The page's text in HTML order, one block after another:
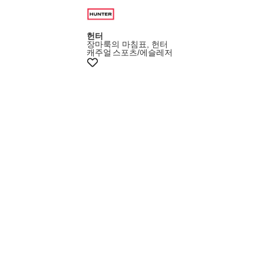
헌터
장마룩의 마침표, 헌터
캐주얼 스포츠/에슬레저